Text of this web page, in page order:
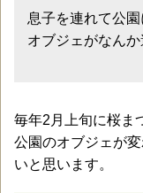
息子を連れて公
オブジェがなん
毎年2月上旬に桜ま
公園のオブジェが
いと思います。